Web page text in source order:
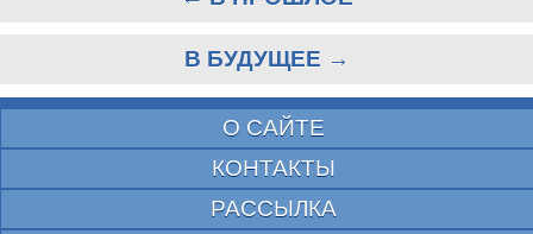
В БУДУЩЕЕ →
О САЙТЕ
КОНТАКТЫ
РАССЫЛКА